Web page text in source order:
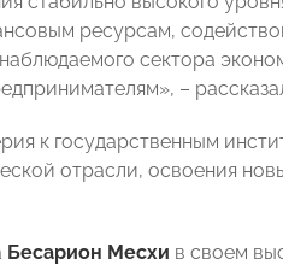
ресурсам,
сектора
–
к государственным
отрасли, освоения
Бесарион Месхи в своем